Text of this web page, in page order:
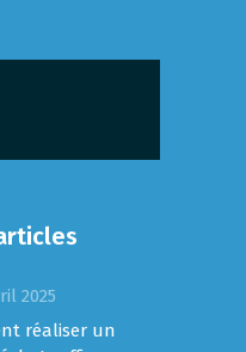
2025
réaliser un